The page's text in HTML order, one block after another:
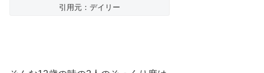
引用元：デイリー